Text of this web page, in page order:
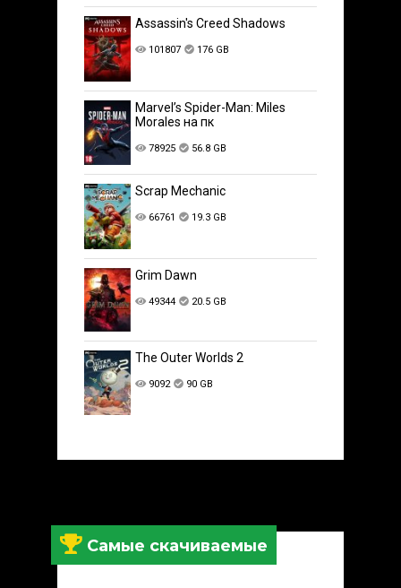
Assassin's Creed Shadows
101807 176 GB
Marvel’s Spider-Man: Miles
Morales на пк
78925 56.8 GB
Scrap Mechanic
66761 19.3 GB
Grim Dawn
49344 20.5 GB
The Outer Worlds 2
9092 90 GB
Самые скачиваемые